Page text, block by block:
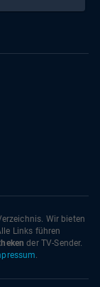
Wir bieten
Links führen
der TV-Sender.
.